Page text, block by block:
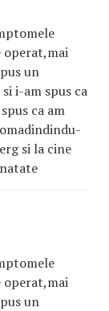
operat,mai
un
i-am spus ca
ca am
si la cine
operat,mai
un